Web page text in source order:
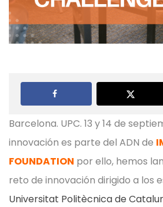
Barcelona. UPC. 13 y 14 de
innovación es parte del ADN de
FOUNDATION por ello, hemos
reto de innovación dirigido a los
Universitat Politècnica de